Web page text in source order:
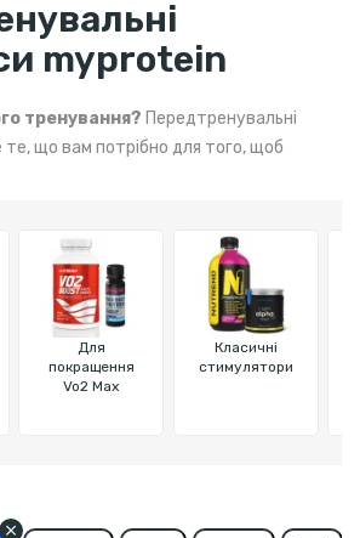
myprotein
тренування? Передтренувальні
що вам потрібно для того, щоб
на новий рівень. Вони нададуть вам
максимальних результатів.
Для
покращення
Vo2 Max
Класичні
стимулятори